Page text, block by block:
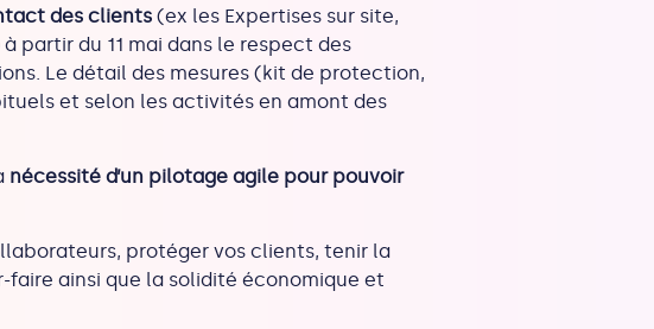
des clients (ex les Expertises sur site,
partir du 11 mai dans le respect des
Le détail des mesures (kit de protection,
et selon les activités en amont des
nécessité d’un pilotage agile pour pouvoir
protéger vos clients, tenir la
faire ainsi que la solidité économique et